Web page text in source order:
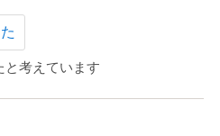
と考えています